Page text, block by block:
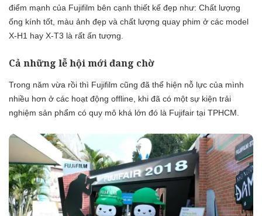
điểm mạnh của Fujifilm bên cạnh thiết kế đẹp như: Chất lượng
ống kính tốt, màu ảnh đẹp và chất lượng quay phim ở các model
X-H1 hay X-T3 là rất ấn tượng.
Cả những lễ hội mới đang chờ
Trong năm vừa rồi thì Fujifilm cũng đã thể hiện nỗ lực của mình
nhiều hơn ở các hoạt động offline, khi đã có một sự kiện trải
nghiệm sản phẩm có quy mô khá lớn đó là Fujifair tại TPHCM.